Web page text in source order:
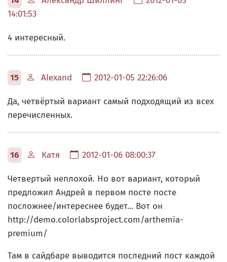
14:01:53
4 интересный.
15 Alexand 2012-01-05 22:26:06
Да, четвёртый вариант самый подходящий из всех
перечисленных.
16 Катя 2012-01-06 08:00:37
Четвертый неплохой. Но вот вариант, который
предложил Андрей в первом посте посте
посложнее/интереснее будет... Вот он
http://demo.colorlabsproject.com/arthemia-
premium/
Там в сайдбаре выводится последний пост каждой